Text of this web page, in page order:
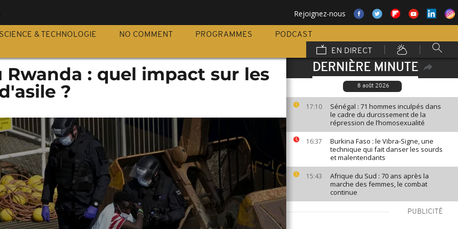
Rejoignez-nous
SCIENCE & TECHNOLOGIE NO COMMENT PROGRAMMES
PODCAST
EN DIRECT
DERNIÈRE MINUTE
8 août 2026
17:10
Sénégal : 71 hommes inculpés dans
le cadre du durcissement de la
répression de l’homosexualité
16:37
Burkina Faso : le Vibra-Signe, une
technique qui fait danser les sourds
et malentendants
15:43
Afrique du Sud : 70 ans après la
marche des femmes, le combat
continue
PUBLICITÉ
Rwanda : quel impact sur les
?